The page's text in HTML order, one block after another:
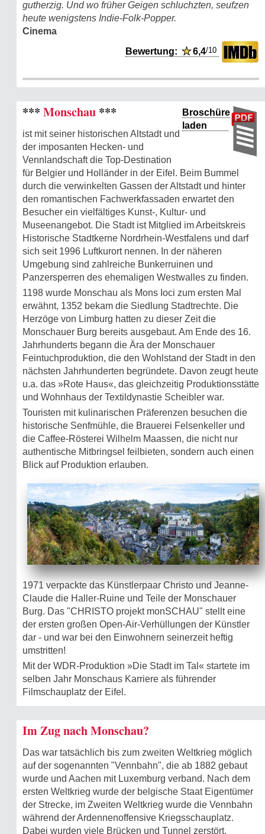
gutherzig. Und wo früher Geigen schluchzten, seufzen
heute wenigstens Indie-Folk-Popper.
Cinema
Bewertung:★6,4/10
Broschüre
laden
*** Monschau ***
ist mit seiner historischen Altstadt und
der imposanten Hecken- und
Vennlandschaft die Top-Destination
für Belgier und Holländer in der Eifel. Beim Bummel
durch die verwinkelten Gassen der Altstadt und hinter
den romantischen Fachwerkfassaden erwartet den
Besucher ein vielfältiges Kunst-, Kultur- und
Museenangebot. Die Stadt ist Mitglied im Arbeitskreis
Historische Stadtkerne Nordrhein-Westfalens und darf
sich seit 1996 Luftkurort nennen. In der näheren
Umgebung sind zahlreiche Bunkerruinen und
Panzersperren des ehemaligen Westwalles zu finden.
1198 wurde Monschau als Mons Ioci zum ersten Mal
erwähnt, 1352 bekam die Siedlung Stadtrechte. Die
Herzöge von Limburg hatten zu dieser Zeit die
Monschauer Burg bereits ausgebaut. Am Ende des 16.
Jahrhunderts begann die Ära der Monschauer
Feintuchproduktion, die den Wohlstand der Stadt in den
nächsten Jahrhunderten begründete. Davon zeugt heute
u.a. das »Rote Haus«, das gleichzeitig Produktionsstätte
und Wohnhaus der Textildynastie Scheibler war.
Touristen mit kulinarischen Präferenzen besuchen die
historische Senfmühle, die Brauerei Felsenkeller und
die Caffee-Rösterei Wilhelm Maassen, die nicht nur
authentische Mitbringsel feilbieten, sondern auch einen
Blick auf Produktion erlauben.
1971 verpackte das Künstlerpaar Christo und Jeanne-
Claude die Haller-Ruine und Teile der Monschauer
Burg. Das "CHRISTO projekt monSCHAU" stellt eine
der ersten großen Open-Air-Verhüllungen der Künstler
dar - und war bei den Einwohnern seinerzeit heftig
umstritten!
Mit der WDR-Produktion »Die Stadt im Tal« startete im
selben Jahr Monschaus Karriere als führender
Filmschauplatz der Eifel.
Im Zug nach Monschau?
Das war tatsächlich bis zum zweiten Weltkrieg möglich
auf der sogenannten "Vennbahn", die ab 1882 gebaut
wurde und Aachen mit Luxemburg verband. Nach dem
ersten Weltkrieg wurde der belgische Staat Eigentümer
der Strecke, im Zweiten Weltkrieg wurde die Vennbahn
während der Ardennenoffensive Kriegsschauplatz.
Dabei wurden viele Brücken und Tunnel zerstört.